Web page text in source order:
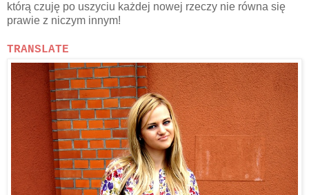
którą czuję po uszyciu każdej nowej rzeczy nie równa się
prawie z niczym innym!
TRANSLATE